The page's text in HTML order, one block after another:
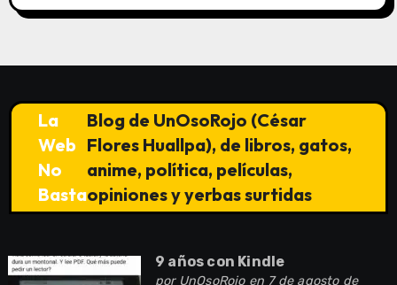
La
Web
No
Basta
Blog de UnOsoRojo (César
Flores Huallpa), de libros, gatos,
anime, política, películas,
opiniones y yerbas surtidas
9 años con Kindle
por UnOsoRojoen 7 de agosto de